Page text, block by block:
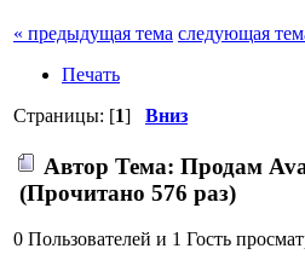
« предыдущая тема следующая
Печать
Страницы: [1] Вниз
Автор Тема: Продам
(Прочитано 576 раз)
0 Пользователей и 1 Гость